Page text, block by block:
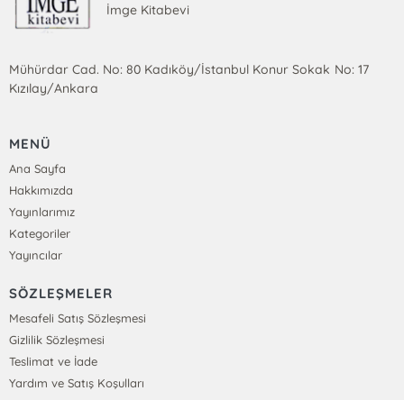
İmge Kitabevi
Mühürdar Cad. No: 80 Kadıköy/İstanbul Konur Sokak No: 17
Kızılay/Ankara
MENÜ
Ana Sayfa
Hakkımızda
Yayınlarımız
Kategoriler
Yayıncılar
SÖZLEŞMELER
Mesafeli Satış Sözleşmesi
Gizlilik Sözleşmesi
Teslimat ve İade
Yardım ve Satış Koşulları